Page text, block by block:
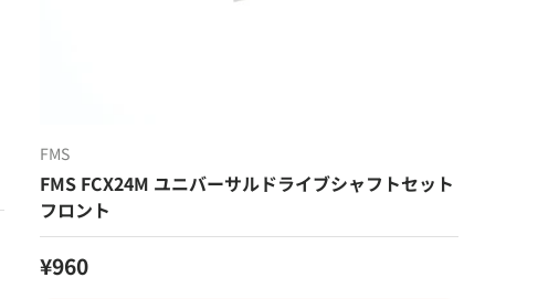
FMS
FMS FCX24M ユニバーサルドライブシャフトセット
フロント
定価
¥960